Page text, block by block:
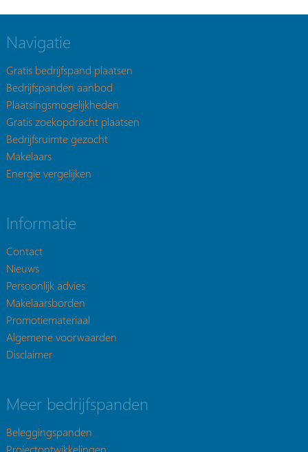
Navigatie
Gratis bedrijfspand plaatsen
Bedrijfspanden aanbod
Plaatsingsmogelijkheden
Gratis zoekopdracht plaatsen
Bedrijfsruimte gezocht
Makelaars
Energie vergelijken
Informatie
Contact
Nieuws
Persoonlijk advies
Makelaarsborden
Promotiemateriaal
Algemene voorwaarden
Disclaimer
Meer bedrijfspanden
Beleggingspanden
Projectontwikkelingen